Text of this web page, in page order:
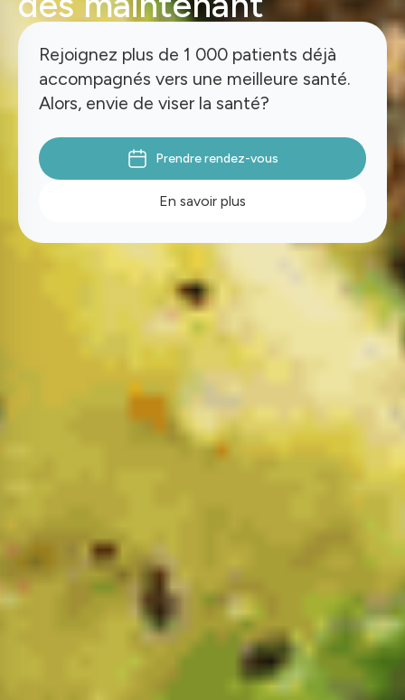
Rejoignez plus de 1 000 patients déjà
accompagnés vers une meilleure santé.
Alors, envie de viser la santé?
Prendre rendez-vous
En savoir plus